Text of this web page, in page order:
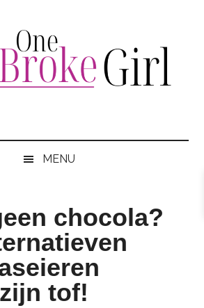
MENU
chocola?
tof!